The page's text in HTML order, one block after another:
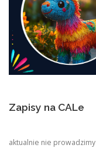
Zapisy na CALe
aktualnie nie prowadzimy